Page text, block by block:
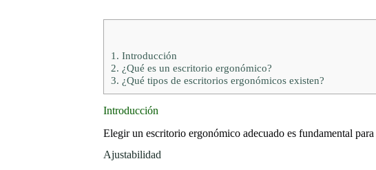
1. Introducción
2. ¿Qué es un escritorio ergonómico?
3. ¿Qué tipos de escritorios ergonómicos existen?
Introducción
Elegir un escritorio ergonómico adecuado es fundamental
Ajustabilidad